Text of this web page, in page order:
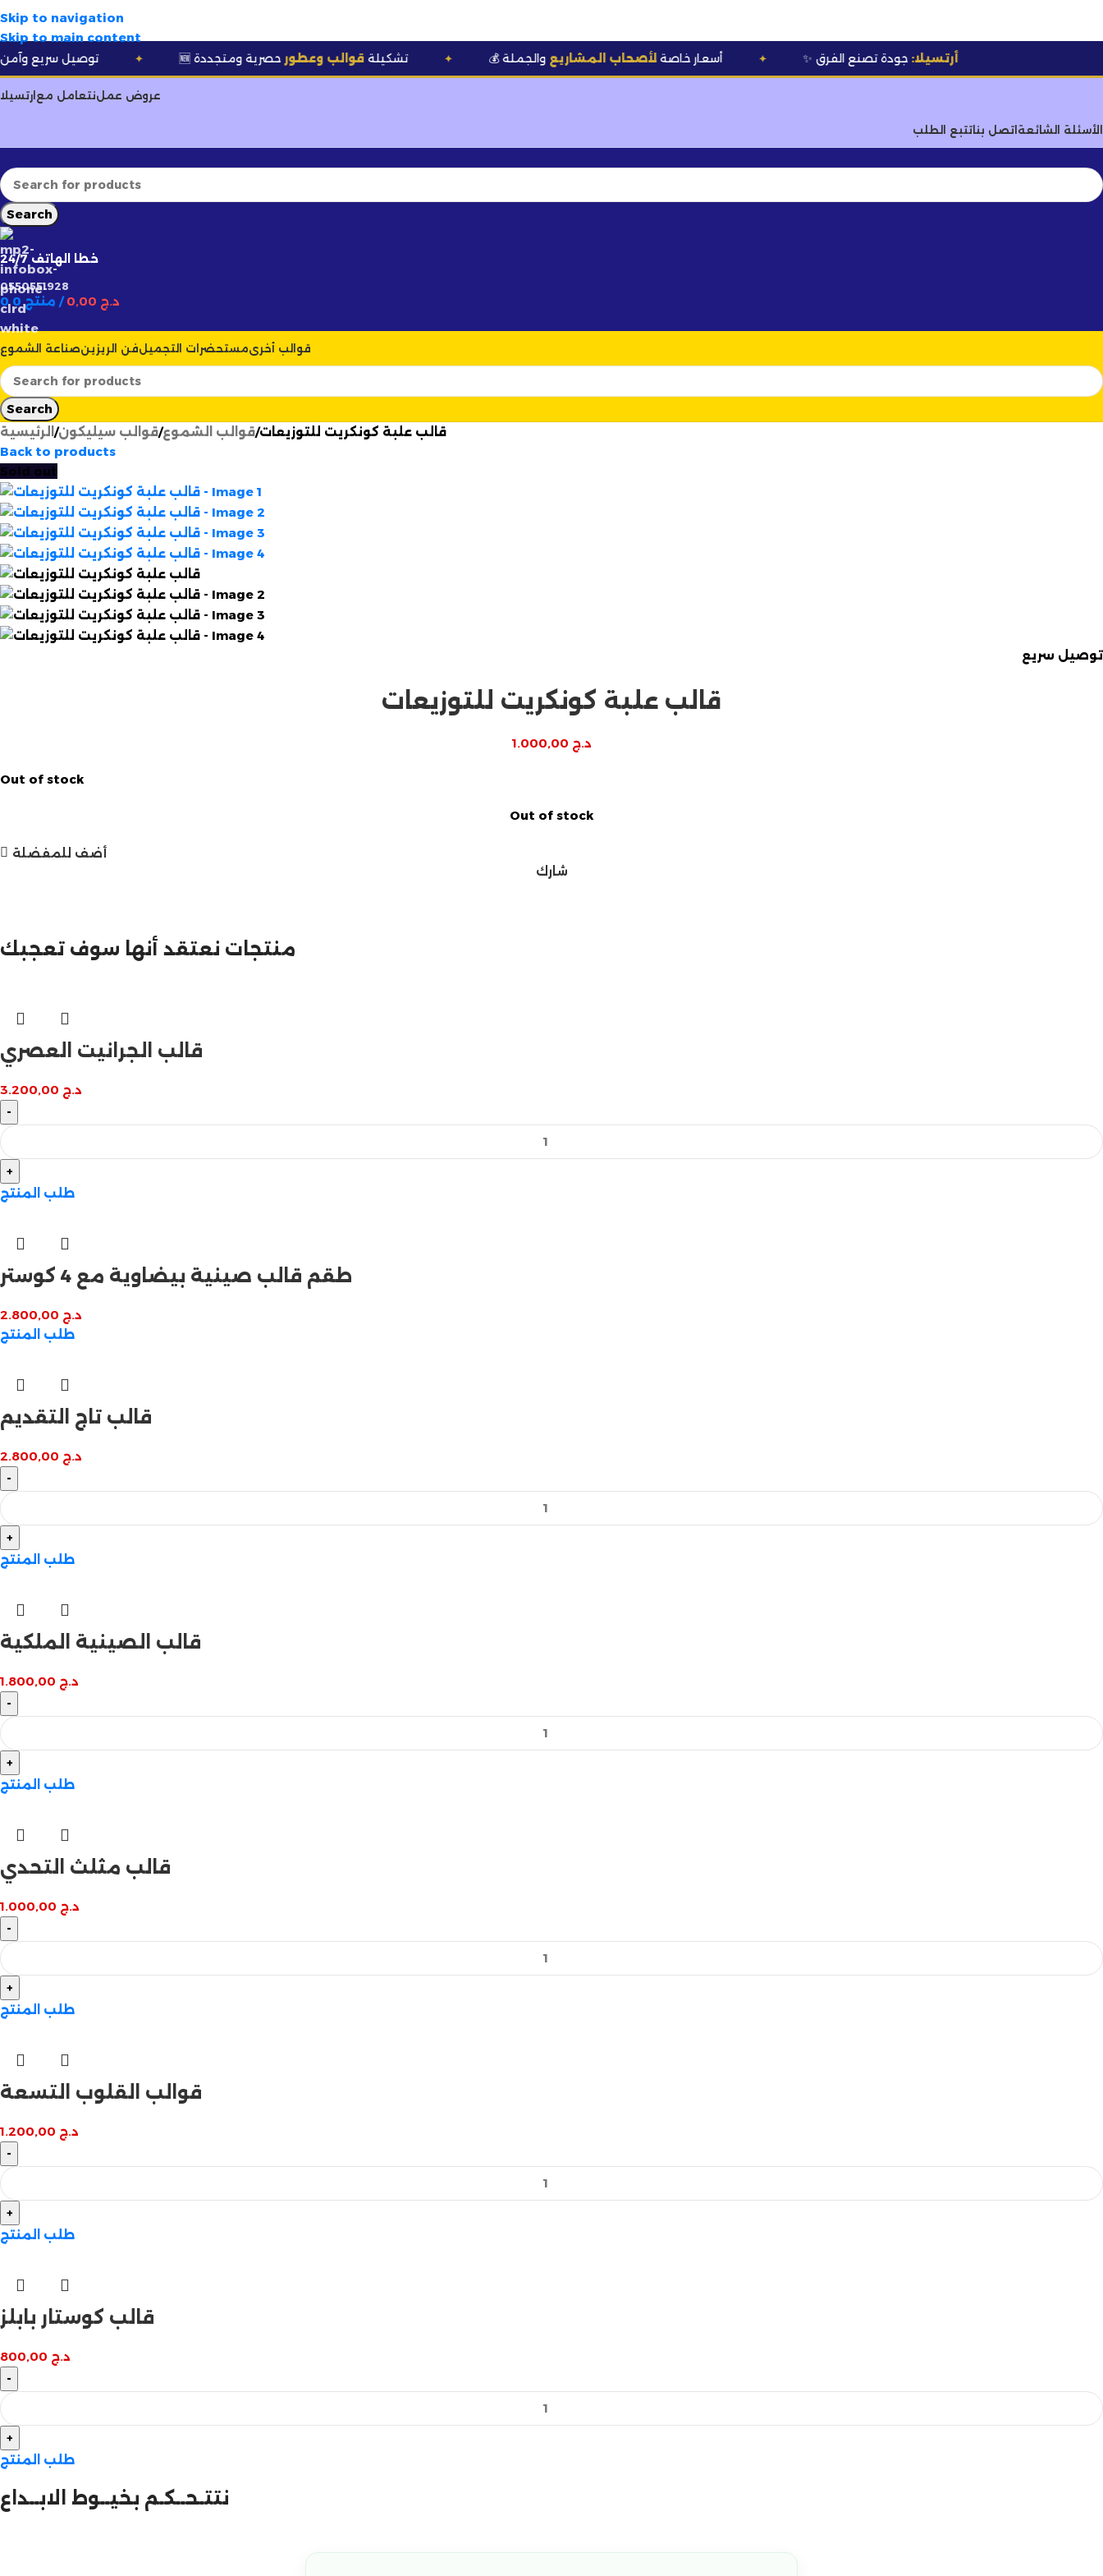
Skip to navigation
Skip to main content
🚚 توصيل سريع وآمن لـ58 ولاية ✦ 🆕 تشكيلة قوالب وعطورحصرية ومتجددة ✦ 💰 أسعار خاصة لأصحاب المشاريعوالجملة ✦ ✨جودة تصنع الفرق
ارتسيلا نتعامل مععروض عمل
تتبع الطلباتصل بنا الأسئلة الشائعة
Search
خطا الهاتف 24/7
0550551928
0 0 منتج / د.ج
صناعة الشموعفن الريزينمستحضرات التجميلقوالب أخرى
Search
الرئيسية
قوالب سيليكون قوالب الشموع قالب علبة كونكريت للتوزيعات
Back to products
Sold out
توصيل سريع
قالب علبة كونكريت للتوزيعات
د.ج
Out of stock
Out of stock
أضف للمفضلة
شارك
تخفيضات نهاية السنة
منتجات نعتقد أنها سوف تعجبك
قالب الجرانيت العصري
د.ج
طلب المنتج
طقم قالب صينية بيضاوية مع 4 كوستر
د.ج
طلب المنتج
قالب تاج التقديم
د.ج
طلب المنتج
قالب الصينية الملكية
د.ج
طلب المنتج
قالب مثلث التحدي
د.ج
طلب المنتج
قوالب القلوب التسعة
د.ج
طلب المنتج
قالب كوستار بابلز
د.ج
طلب المنتج
نتتـحــكـم بخيــوط الابــداع